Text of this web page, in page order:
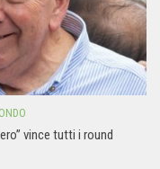
vince tutti i round